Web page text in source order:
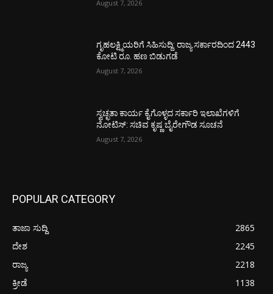
August 7, 2026
ಗೃಹಲಕ್ಷ್ಮಿಯರಿಗೆ ಸಿಹಿಸುದ್ದಿ: ರಾಜ್ಯ ಸರ್ಕಾರದಿಂದ 2443
ಕೋಟಿ ರೂ. ಹಣ ಬಿಡುಗಡೆ
August 7, 2026
ಸ್ವಚ್ಛತಾ ಕಾರ್ಯ ಕೈಗೊಳ್ಳದ ಸರ್ಕಾರಿ ಇಲಾಖೆಗಳಿಗೆ
ನೋಟಿಸ್: ಸಚಿವ ಕೃಷ್ಣ ಬೈರೇಗೌಡ ಸೂಚನೆ
August 7, 2026
POPULAR CATEGORY
ತಾಜಾ ಸುದ್ದಿ
2865
ದೇಶ
2245
ರಾಜ್ಯ
2218
ಕ್ರೀಡೆ
1138